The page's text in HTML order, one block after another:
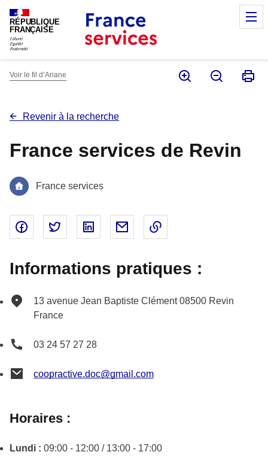
RÉPUBLIQUE
FRANÇAISE
Voir le fil d’Ariane
Revenir à la recherche
France services de Revin
France services
Partager sur Facebook - nouvelle fenêtre
Partager sur Twitter - nouvelle fenêtre
Partager sur Linked In - nouvelle
Partager par email - nouvelle
Informations pratiques :
13 avenue Jean Baptiste Clément 08500 Revin
France
03 24 57 27 28
coopractive.doc@gmail.com
Horaires :
Lundi : 09:00 - 12:00 / 13:00 - 17:00